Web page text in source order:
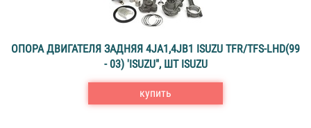
ОПОРА ДВИГАТЕЛЯ ЗАДНЯЯ 4JA1,4JB1 ISUZU TFR/TFS-LHD(99
- 03) 'ISUZU", ШТ ISUZU
купить